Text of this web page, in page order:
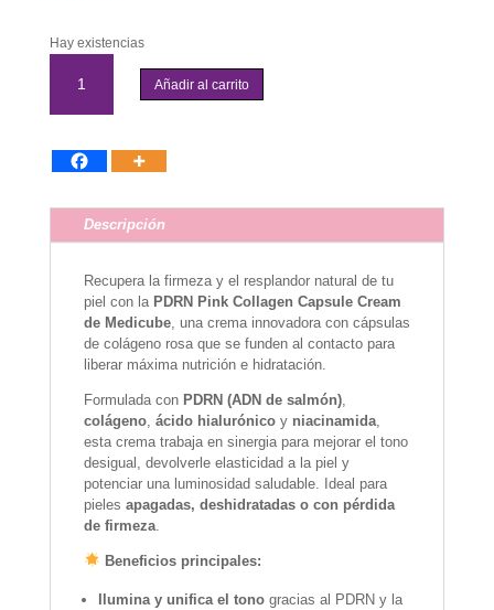
Hay existencias
Collagen
Capsule
cantidad
Añadir al carrito
Descripción
Recupera la firmeza y el resplandor natural de tu
piel con la PDRN Pink Collagen Capsule Cream
de Medicube, una crema innovadora con cápsulas
de colágeno rosa que se funden al contacto para
liberar máxima nutrición e hidratación.
Formulada con PDRN (ADN de salmón),
colágeno, ácido hialurónicoy niacinamida,
esta crema trabaja en sinergia para mejorar el tono
desigual, devolverle elasticidad a la piel y
potenciar una luminosidad saludable. Ideal para
pieles apagadas, deshidratadas o con pérdida
de firmeza.
Beneficios principales:
Ilumina y unifica el tonogracias al PDRN y la